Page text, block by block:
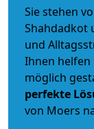
Sie stehen
Shahdadkot
und
Ihnen helfen
möglich
perfekte
von Moers